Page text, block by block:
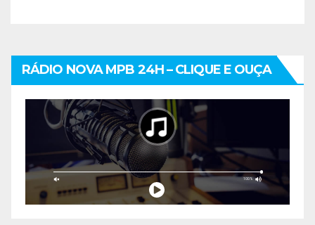
RÁDIO NOVA MPB 24H – CLIQUE E OUÇA